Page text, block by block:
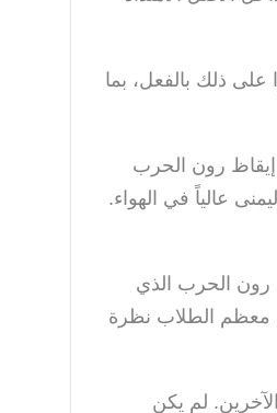
ذلك بالفعل، بما
إيقاظ رون الحرب
عالياً في الهواء.
رون الحرب الذي
معظم الطلاب نظرة
لم يكن